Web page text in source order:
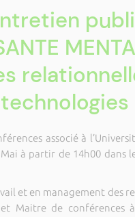
associé à
à partir de 14h00 dans
et en management des
Maitre de conférences